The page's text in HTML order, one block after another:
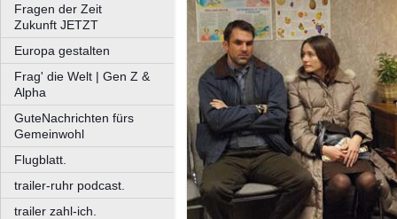
Fragen der Zeit
Zukunft JETZT
Europa gestalten
Frag' die Welt | Gen Z &
Alpha
GuteNachrichten fürs
Gemeinwohl
Flugblatt.
trailer-ruhr podcast.
trailer zahl-ich.